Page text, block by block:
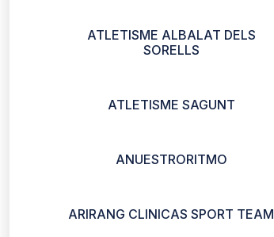
ATLETISME ALBALAT DELS
SORELLS
ATLETISME SAGUNT
ANUESTRORITMO
ARIRANG CLINICAS SPORT TEAM